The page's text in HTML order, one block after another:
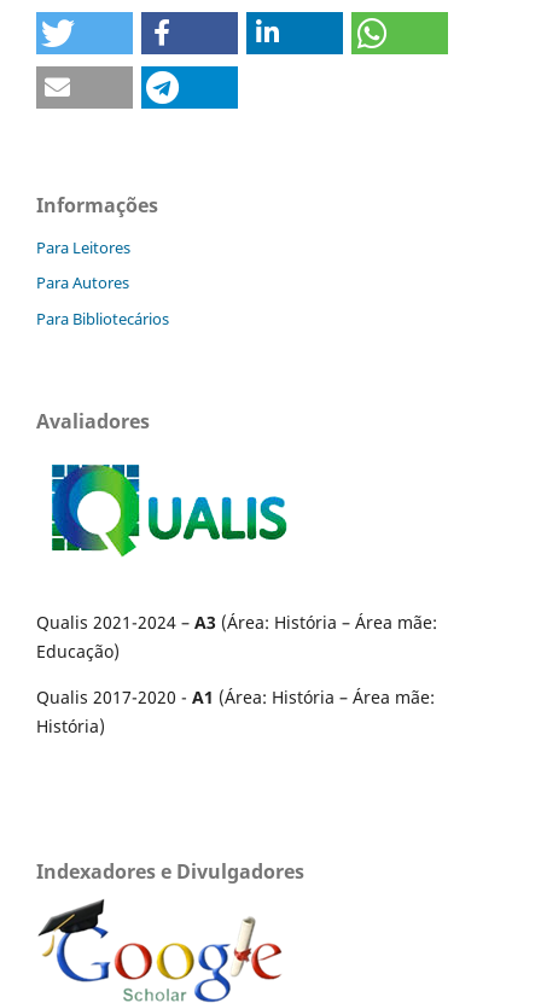
Informações
Para Leitores
Para Autores
Para Bibliotecários
Avaliadores
Qualis 2021-2024 – A3 (Área: História – Área mãe:
Educação)
Qualis 2017-2020 - A1 (Área: História – Área mãe:
História)
Indexadores e Divulgadores